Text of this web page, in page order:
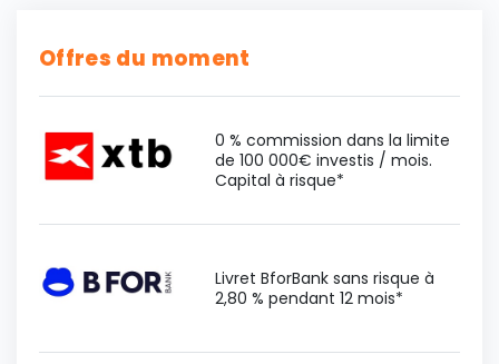
Offres du moment
0 % commission dans la limite
de 100 000€ investis / mois.
Capital à risque*
Livret BforBank sans risque à
2,80 % pendant 12 mois*